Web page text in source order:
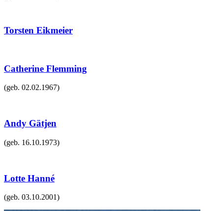
Torsten Eikmeier
Catherine Flemming
(geb. 02.02.1967)
Andy Gätjen
(geb. 16.10.1973)
Lotte Hanné
(geb. 03.10.2001)